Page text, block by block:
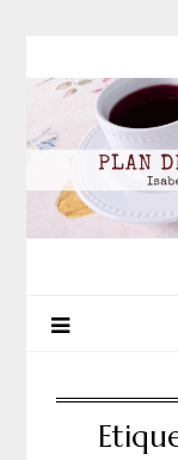
contenido